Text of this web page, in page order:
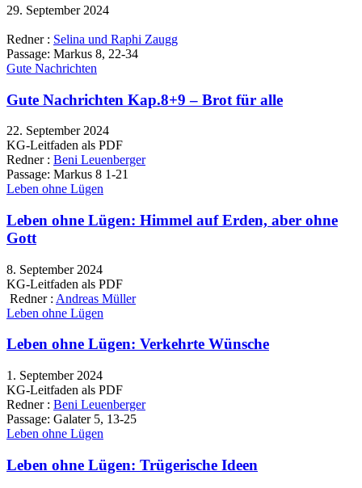
29. September 2024
Redner : Selina und Raphi Zaugg
Passage: Markus 8, 22-34
Gute Nachrichten
Gute Nachrichten Kap.8+9 – Brot für alle
22. September 2024
KG-Leitfaden als PDF
Redner : Beni Leuenberger
Passage: Markus 8 1-21
Leben ohne Lügen
Leben ohne Lügen: Himmel auf Erden, aber ohne
Gott
8. September 2024
KG-Leitfaden als PDF
Redner : Andreas Müller
Leben ohne Lügen
Leben ohne Lügen: Verkehrte Wünsche
1. September 2024
KG-Leitfaden als PDF
Redner : Beni Leuenberger
Passage: Galater 5, 13-25
Leben ohne Lügen
Leben ohne Lügen: Trügerische Ideen